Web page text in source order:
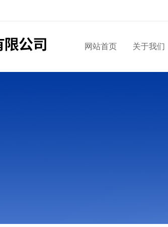
网站首页 关于我们